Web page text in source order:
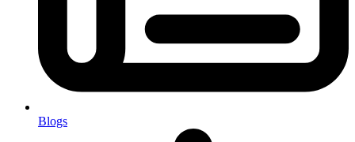
Blogs